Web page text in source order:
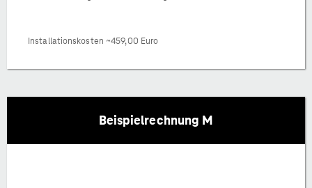
Installationskosten ~459,00 Euro
Beispielrechnung M